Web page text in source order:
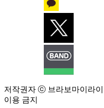
저작권자 ⓒ 브라보마이라
이용 금지